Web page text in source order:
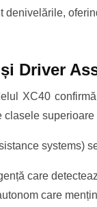
Driver
XC40
systems)
care
care